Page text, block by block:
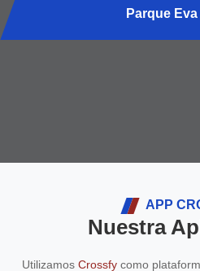
Parque
APP
Nuestra
Utilizamos Crossfycomo